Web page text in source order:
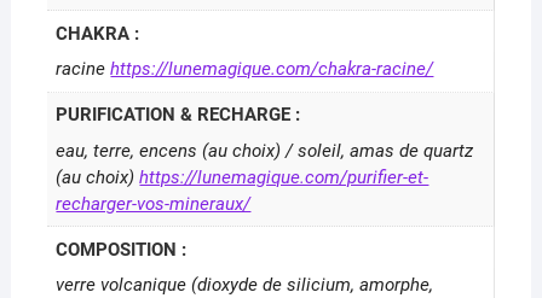
CHAKRA :
racinehttps://lunemagique.com/chakra-racine/
PURIFICATION & RECHARGE :
eau, terre, encens (au choix) / soleil, amas de quartz
(au choix)https://lunemagique.com/purifier-et-
recharger-vos-mineraux/
COMPOSITION :
verre volcanique (dioxyde de silicium, amorphe,